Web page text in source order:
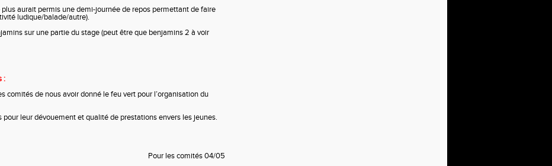
plus aurait permis une demi-journée de repos permettant de faire
ludique/balade/autre).
sur une partie du stage (peut être que benjamins 2 à voir
:
comités de nous avoir donné le feu vert pour l’organisation du
pour leur dévouement et qualité de prestations envers les jeunes.
Pour les comités 04/05